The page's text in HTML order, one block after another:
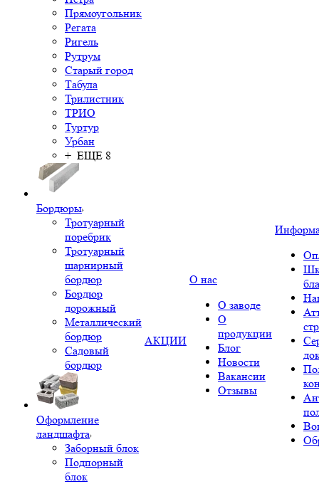
Прямоугольник
Регата
Ригель
Рутрум
Старый город
Табула
Трилистник
ТРИО
Туртур
Урбан
+ ЕЩЕ 8
Бордюры
Тротуарный
поребрик
Тротуарный
шарнирный
бордюр
Бордюр
дорожный
Металлический
бордюр
Садовый
бордюр
Оформление
ландшафта
Заборный блок
Подпорный
блок
АКЦИИ
О нас
О заводе
О
продукции
Блог
Новости
Вакансии
Отзывы